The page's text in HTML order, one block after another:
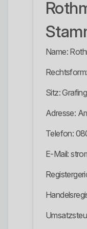
Name:
Sitz:
Adresse:
Telefon:
E-Mail: